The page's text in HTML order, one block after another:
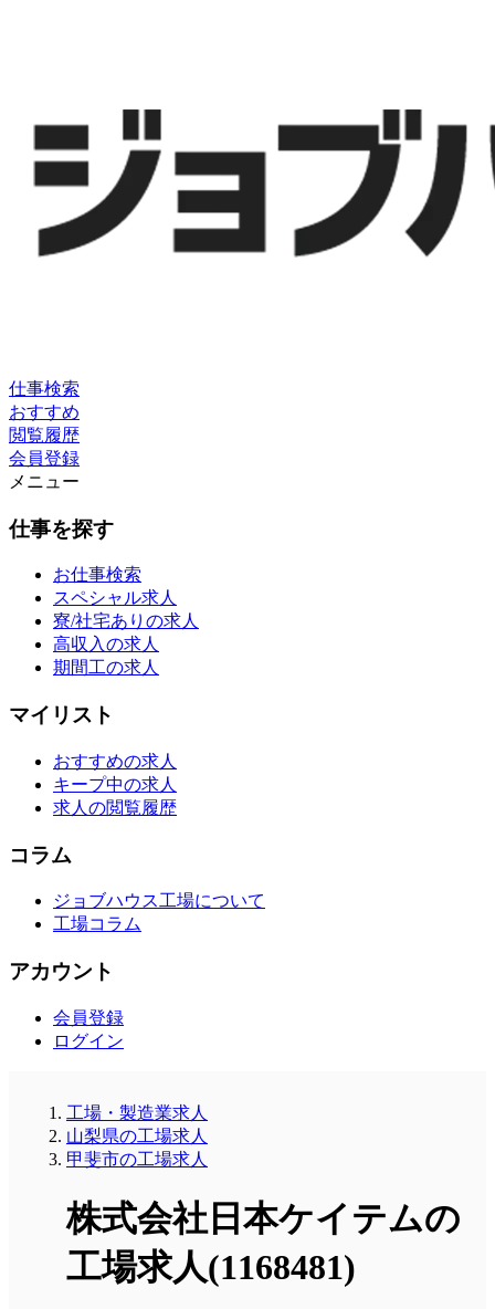
仕事検索
おすすめ
閲覧履歴
会員登録
メニュー
仕事を探す
お仕事検索
スペシャル求人
寮/社宅ありの求人
高収入の求人
期間工の求人
マイリスト
おすすめの求人
キープ中の求人
求人の閲覧履歴
コラム
ジョブハウス工場について
工場コラム
アカウント
会員登録
ログイン
工場・製造業求人
山梨県の工場求人
甲斐市の工場求人
株式会社日本ケイテムの
工場求人(1168481)